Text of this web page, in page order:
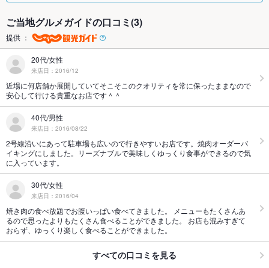
ご当地グルメガイドの口コミ(3)
提供 ：
20代/女性
来店日：2016/12
近場に何店舗か展開していてそこそこのクオリティを常に保ったままなので
安心して行ける貴重なお店です＾＾
40代/男性
来店日：2016/08/22
2号線沿いにあって駐車場も広いので行きやすいお店です。焼肉オーダーバ
イキングにしました。リーズナブルで美味しくゆっくり食事ができるので気
に入っています。
30代/女性
来店日：2016/04
焼き肉の食べ放題でお腹いっぱい食べてきました。 メニューもたくさんあ
るので思ったよりもたくさん食べることができました。 お店も混みすぎて
おらず、ゆっくり楽しく食べることができました。
すべての口コミを見る